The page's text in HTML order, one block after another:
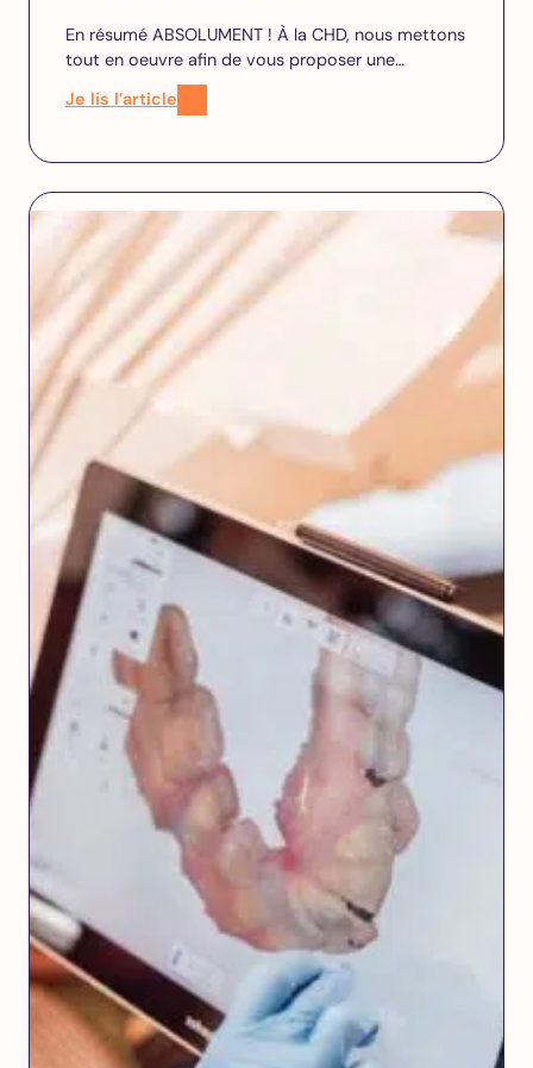
En résumé ABSOLUMENT ! À la CHD, nous mettons
tout en oeuvre afin de vous proposer une…
Je lis l’article